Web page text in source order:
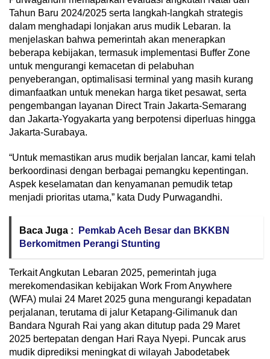
Tahun Baru 2024/2025 serta langkah-langkah strategis
dalam menghadapi lonjakan arus mudik Lebaran. Ia
menjelaskan bahwa pemerintah akan menerapkan
beberapa kebijakan, termasuk implementasi Buffer Zone
untuk mengurangi kemacetan di pelabuhan
penyeberangan, optimalisasi terminal yang masih kurang
dimanfaatkan untuk menekan harga tiket pesawat, serta
pengembangan layanan Direct Train Jakarta-Semarang
dan Jakarta-Yogyakarta yang berpotensi diperluas hingga
Jakarta-Surabaya.
“Untuk memastikan arus mudik berjalan lancar, kami telah
berkoordinasi dengan berbagai pemangku kepentingan.
Aspek keselamatan dan kenyamanan pemudik tetap
menjadi prioritas utama,” kata Dudy Purwagandhi.
Baca Juga :
Pemkab Aceh Besar dan BKKBN
Berkomitmen Perangi Stunting
Terkait Angkutan Lebaran 2025, pemerintah juga
merekomendasikan kebijakan Work From Anywhere
(WFA) mulai 24 Maret 2025 guna mengurangi kepadatan
perjalanan, terutama di jalur Ketapang-Gilimanuk dan
Bandara Ngurah Rai yang akan ditutup pada 29 Maret
2025 bertepatan dengan Hari Raya Nyepi. Puncak arus
mudik diprediksi meningkat di wilayah Jabodetabek